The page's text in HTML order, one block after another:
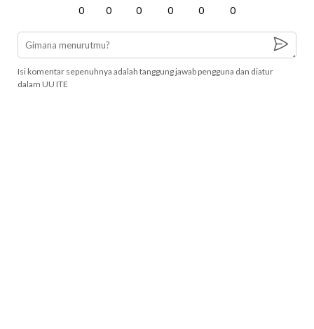
0 0 0 0 0 0
Isi komentar sepenuhnya adalah tanggung jawab pengguna dan diatur
dalam UU ITE